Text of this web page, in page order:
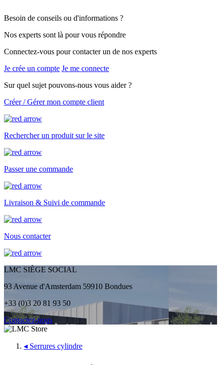
Besoin de conseils ou d'informations ?
Nos experts sont là pour vous répondre
Connectez-vous pour contacter un de nos experts
Je crée un compte Je me connecte
Sur quel sujet pouvons-nous vous aider ?
Créer / Gérer mon compte client
Rechercher un produit sur le site
Passer une commande
Livraison & Suivi de commande
Nous contacter
LMC SIÈGE SOCIAL
93 Avenue d'Amsterdam 59910 Bondues
+33 (0)3 20 81 93 50
Contactez-nous
◂ Serrures cylindre